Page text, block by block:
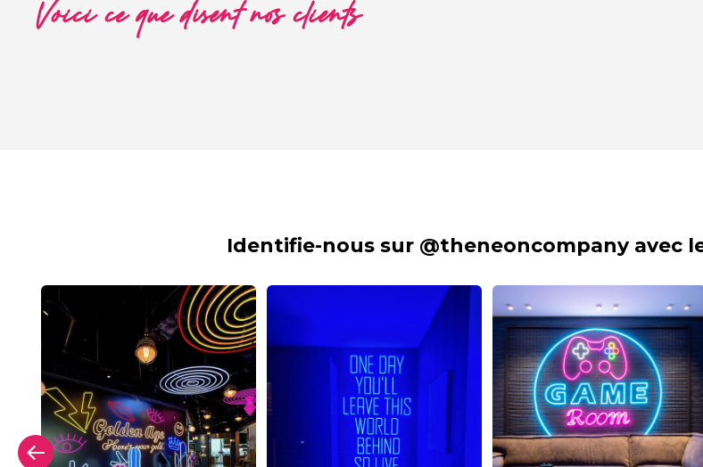
Voici ce que disent nos clients
Identifie-nous sur @theneoncompany avec